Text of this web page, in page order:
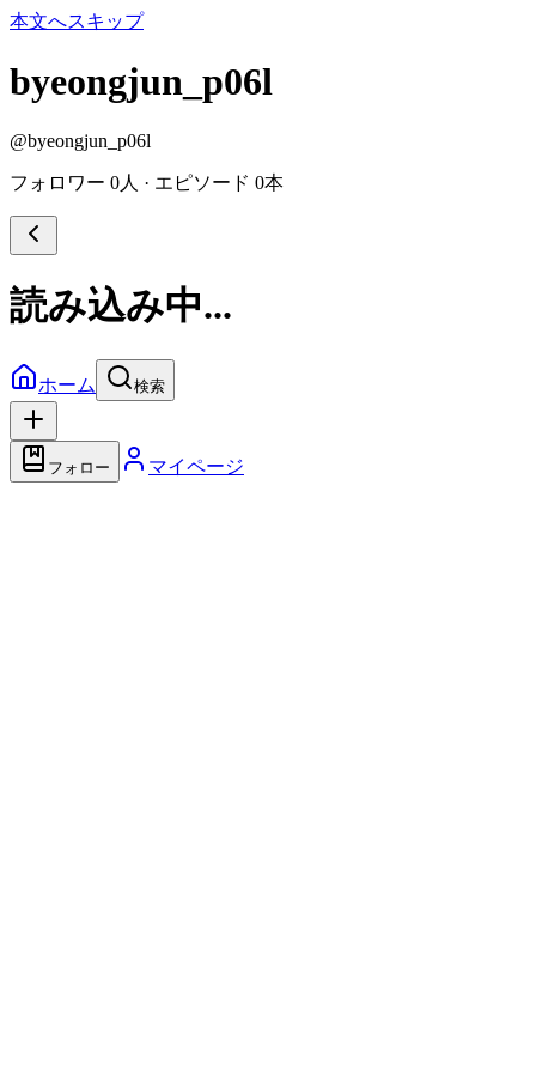
本文へスキップ
byeongjun_p06l
@byeongjun_p06l
フォロワー 0人 · エピソード 0本
読み込み中...
ホーム 検索
フォロー マイページ